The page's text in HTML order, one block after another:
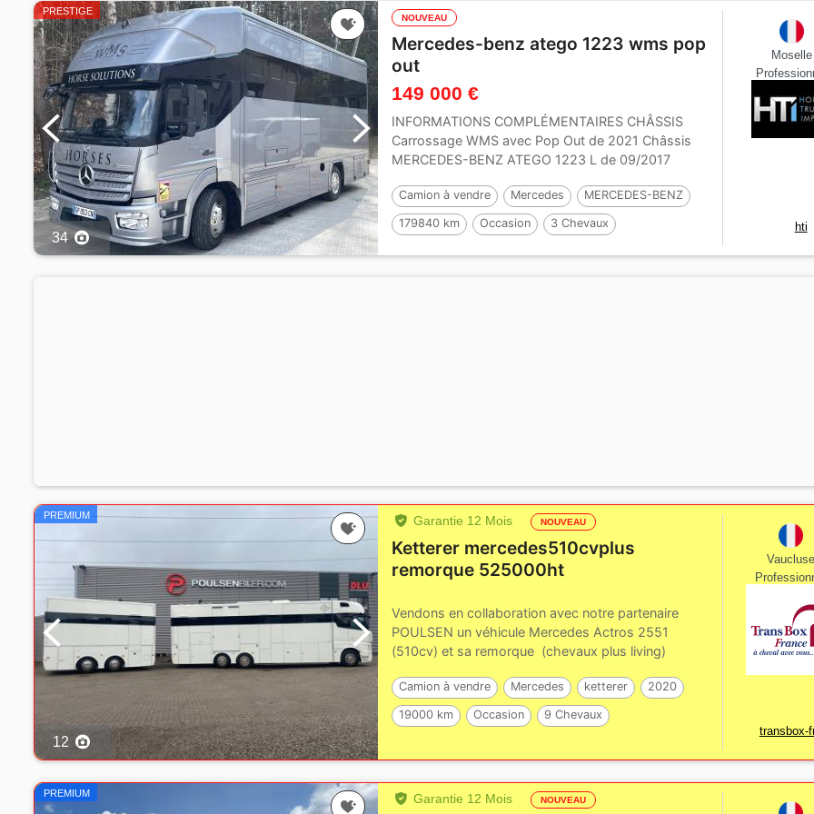
PRESTIGE
34
NOUVEAU
Mercedes-benz atego 1223 wms pop
out
149 000 €
INFORMATIONS COMPLÉMENTAIRES CHÂSSIS
Carrossage WMS avec Pop Out de 2021 Châssis
MERCEDES-BENZ ATEGO 1223 L de 09/2017
Camion à vendre Mercedes MERCEDES-BENZ
179840 km Occasion 3 Chevaux
Moselle
hti
PREMIUM
12
Garantie 12 Mois NOUVEAU
Ketterer mercedes510cvplus
remorque 525000ht
Vendons en collaboration avec notre partenaire
POULSEN un véhicule Mercedes Actros 2551
(510cv) et sa remorque (chevaux plus living)
Camion à vendre Mercedes ketterer 2020
19000 km Occasion 9 Chevaux
transbox-
PREMIUM Garantie 12 Mois NOUVEAU